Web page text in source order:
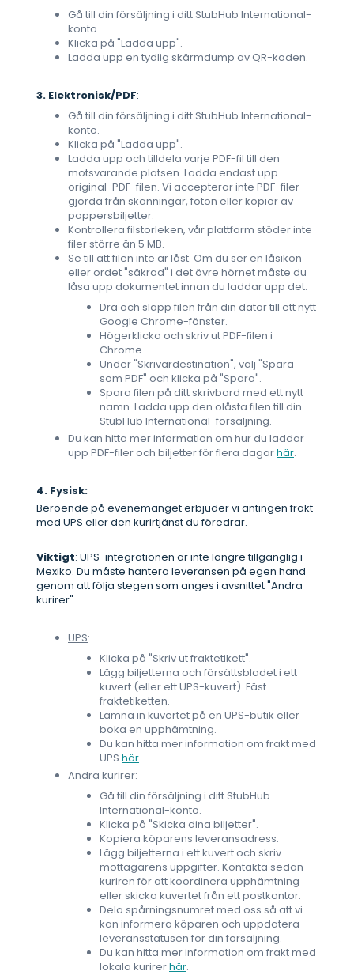
Gå till din försäljning i ditt StubHub International-
konto.
Klicka på "Ladda upp".
Ladda upp en tydlig skärmdump av QR-koden.
3. Elektronisk/PDF:
Gå till din försäljning i ditt StubHub International-
konto.
Klicka på "Ladda upp".
Ladda upp och tilldela varje PDF-fil till den
motsvarande platsen. Ladda endast upp
original-PDF-filen. Vi accepterar inte PDF-filer
gjorda från skanningar, foton eller kopior av
pappersbiljetter.
Kontrollera filstorleken, vår plattform stöder inte
filer större än 5 MB.
Se till att filen inte är låst. Om du ser en låsikon
eller ordet "säkrad" i det övre hörnet måste du
låsa upp dokumentet innan du laddar upp det.
Dra och släpp filen från din dator till ett nytt
Google Chrome-fönster.
Högerklicka och skriv ut PDF-filen i
Chrome.
Under "Skrivardestination", välj "Spara
som PDF" och klicka på "Spara".
Spara filen på ditt skrivbord med ett nytt
namn. Ladda upp den olåsta filen till din
StubHub International-försäljning.
Du kan hitta mer information om hur du laddar
upp PDF-filer och biljetter för flera dagarhär.
4. Fysisk:
Beroende på evenemanget erbjuder vi antingen frakt
med UPS eller den kurirtjänst du föredrar.
Viktigt: UPS-integrationen är inte längre tillgänglig i
Mexiko. Du måste hantera leveransen på egen hand
genom att följa stegen som anges i avsnittet "Andra
kurirer".
UPS:
Klicka på "Skriv ut fraktetikett".
Lägg biljetterna och försättsbladet i ett
kuvert (eller ett UPS-kuvert). Fäst
fraktetiketten.
Lämna in kuvertet på en UPS-butik eller
boka en upphämtning.
Du kan hitta mer information om frakt med
UPS här.
Andra kurirer:
Gå till din försäljning i ditt StubHub
International-konto.
Klicka på "Skicka dina biljetter".
Kopiera köparens leveransadress.
Lägg biljetterna i ett kuvert och skriv
mottagarens uppgifter. Kontakta sedan
kuriren för att koordinera upphämtning
eller skicka kuvertet från ett postkontor.
Dela spårningsnumret med oss så att vi
kan informera köparen och uppdatera
leveransstatusen för din försäljning.
Du kan hitta mer information om frakt med
lokala kurirerhär.